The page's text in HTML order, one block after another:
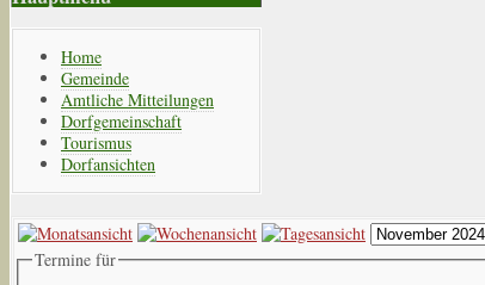
Home
Gemeinde
Amtliche Mitteilungen
Dorfgemeinschaft
Tourismus
Dorfansichten
Termine für